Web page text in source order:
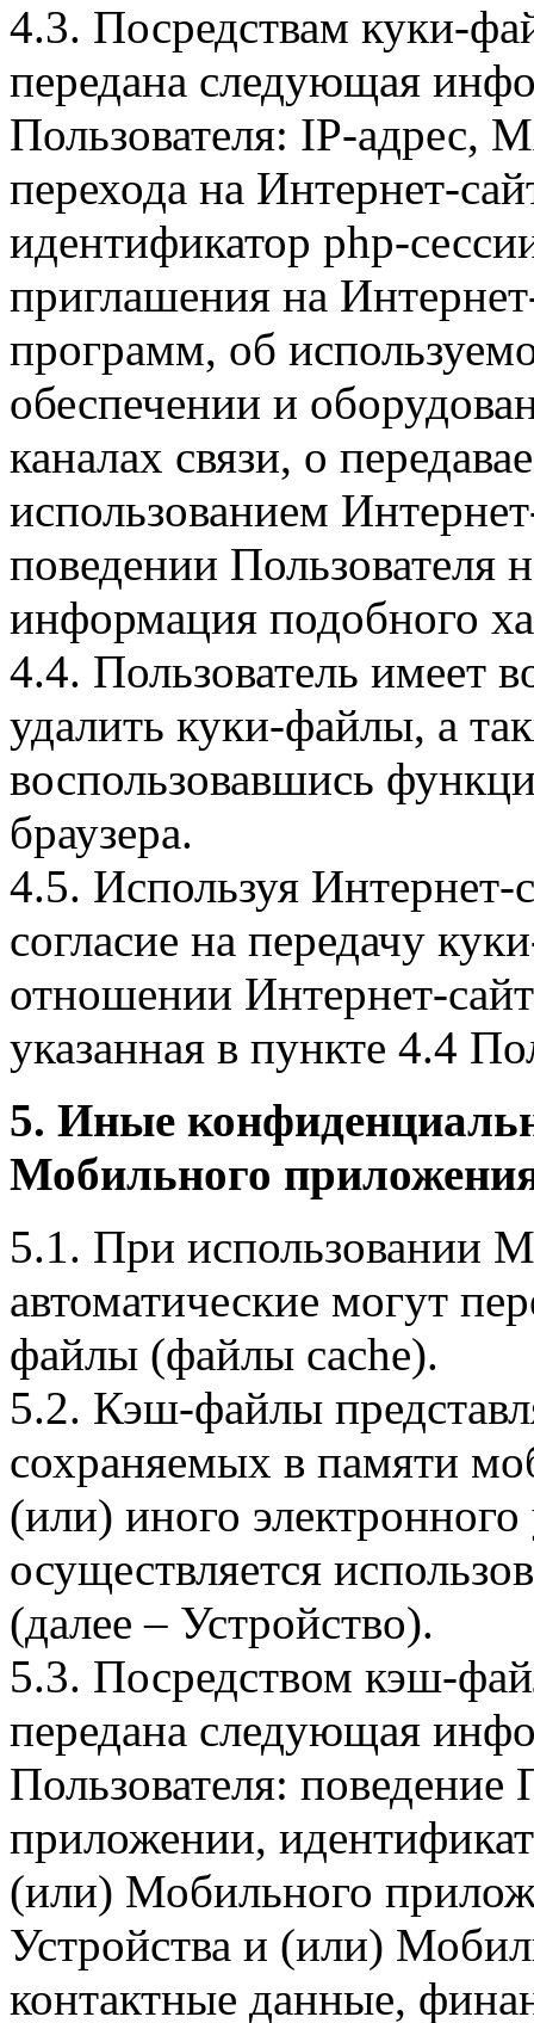
4.3. Посредствам куки-
передана следующая
Пользователя: IP-адрес,
перехода на Интернет-
идентификатор php-
приглашения на
программ, об
обеспечении и
каналах связи, о
использованием
поведении Пользователя
информация подобного
4.4. Пользователь имеет
удалить куки-файлы, а
воспользовавшись
браузера.
4.5. Используя Интернет-
согласие на передачу
отношении Интернет-
указанная в пункте 4.4
5. Иные
Мобильного
5.1. При использовании
автоматические могут
файлы (файлы cache).
5.2. Кэш-файлы
сохраняемых в памяти
(или) иного электронного
осуществляется
(далее – Устройство).
5.3. Посредством кэш-
передана следующая
Пользователя:
приложении,
(или) Мобильного
Устройства и (или)
контактные данные,